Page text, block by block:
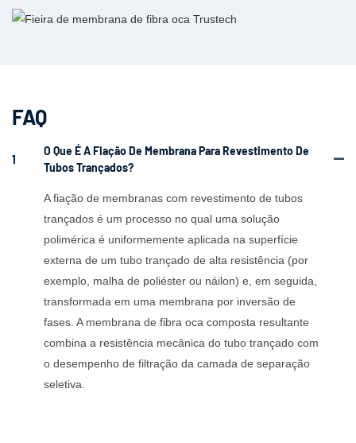
FAQ
1
O Que É A Fiação De Membrana Para Revestimento De
Tubos Trançados?
A fiação de membranas com revestimento de tubos
trançados é um processo no qual uma solução
polimérica é uniformemente aplicada na superfície
externa de um tubo trançado de alta resistência (por
exemplo, malha de poliéster ou náilon) e, em seguida,
transformada em uma membrana por inversão de
fases. A membrana de fibra oca composta resultante
combina a resistência mecânica do tubo trançado com
o desempenho de filtração da camada de separação
seletiva.